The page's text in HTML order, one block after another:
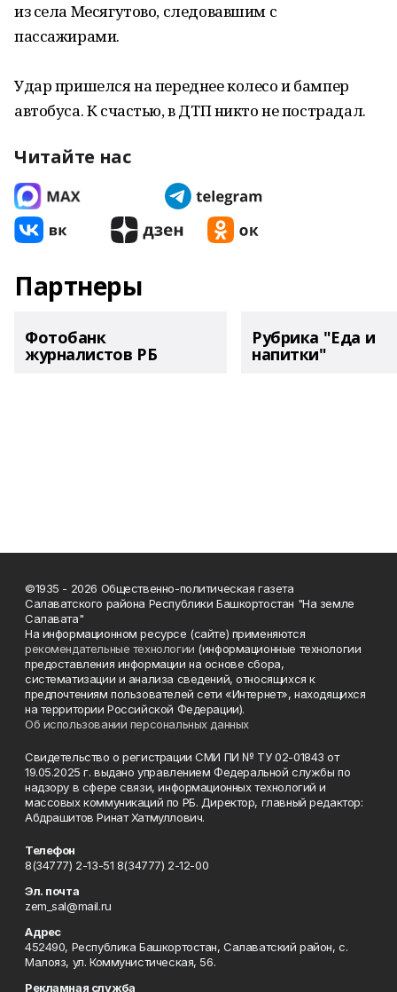
из села Месягутово, следовавшим с
пассажирами.
Удар пришелся на переднее колесо и бампер
автобуса. К счастью, в ДТП никто не пострадал.
Читайте нас
Партнеры
Фотобанк
журналистов РБ
Рубрика "Еда и
напитки"
©1935 - 2026 Общественно-политическая газета
Салаватского района Республики Башкортостан "На земле
Салавата"
На информационном ресурсе (сайте) применяются
рекомендательные технологии (информационные технологии
предоставления информации на основе сбора,
систематизации и анализа сведений, относящихся к
предпочтениям пользователей сети «Интернет», находящихся
на территории Российской Федерации).
Об использовании персональных данных
Свидетельство о регистрации СМИ ПИ № ТУ 02-01843 от
19.05.2025 г. выдано управлением Федеральной службы по
надзору в сфере связи, информационных технологий и
массовых коммуникаций по РБ. Директор, главный редактор:
Абдрашитов Ринат Хатмуллович.
Телефон
8(34777) 2-13-51 8(34777) 2-12-00
Эл. почта
zem_sal@mail.ru
Адрес
452490, Республика Башкортостан, Салаватский район, с.
Малояз, ул. Коммунистическая, 56.
Рекламная служба